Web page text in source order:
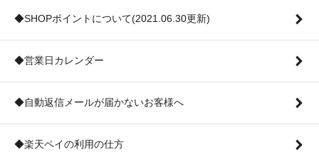
◆SHOPポイントについて(2021.06.30更新)
◆営業日カレンダー
◆自動返信メールが届かないお客様へ
◆楽天ペイの利用の仕方